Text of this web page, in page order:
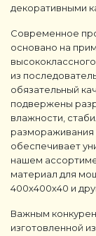
декоративными
Современное
основано на
из
обязательный
подвержены
влажности,
обеспечивает
нашем
материал для
400х400х40 и
Важным
изготовленной